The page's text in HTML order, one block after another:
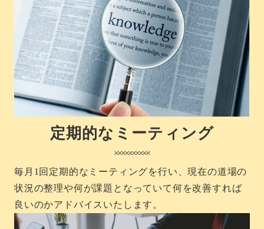
定期的なミーティング
毎月1回定期的なミーティングを行い、現在の道場の
状況の整理や何が課題となっていて何を改善すれば
良いのかアドバイスいたします。